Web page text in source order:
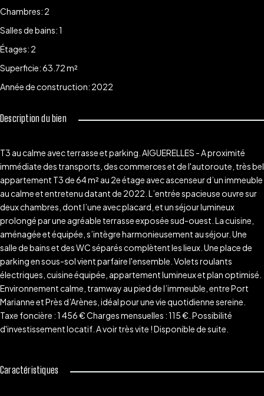
Chambres: 2
Salles de bains:1
Étages: 2
Superficie:63.72m²
Année de construction: 2022
Description du bien
T3 au calme avec terrasse et parking. AIGUERELLES - A proximité
immédiate des transports, des commerces et de l'autoroute, très bel
appartement T3 de 64 m² au 2e étage avec ascenseur d’un immeuble
au calme et entretenu datant de 2022. L’entrée spacieuse ouvre sur
deux chambres, dont l’une avec placard, et un séjour lumineux
prolongé par une agréable terrasse exposée sud-ouest. La cuisine,
aménagée et équipée, s’intègre harmonieusement au séjour. Une
salle de bains et des WC séparés complètent les lieux. Une place de
parking en sous-sol vient parfaire l'ensemble. Volets roulants
électriques, cuisine équipée, appartement lumineux et plan optimisé.
Environnement calme, tramway au pied de l’immeuble, entre Port
Marianne et Près d’Arènes, idéal pour une vie quotidienne sereine.
Taxe foncière : 1 456 € Charges mensuelles : 115 €. Possibilité
d'investissement locatif. A voir très vite ! Disponible de suite.
Caractéristiques